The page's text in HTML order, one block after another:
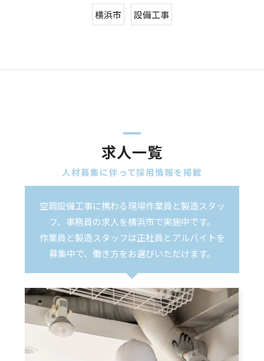
横浜市 設備工事
人材募集に伴って採用情報を掲載
求人一覧
空調設備工事に携わる現場作業員と製造スタッ
フ、事務員の求人を横浜市で実施中です。
作業員と製造スタッフは正社員とアルバイトを
募集中で、働き方をお選びいただけます。